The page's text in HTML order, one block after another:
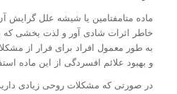
ماده متامفتامین یا شیشه علل گرایش
خاطر اثرات شادی آور و لذت بخشی که
به طور معمول افراد برای فرار از
و بهبود علائم افسردگی از این ماده
در صورتی که مشکلات روحی زیادی